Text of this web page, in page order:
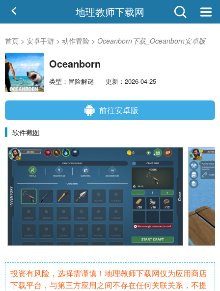
地理教师下载网
首页 > 安卓手游 > 动作冒险 > Oceanborn下载_Oceanborn安卓版
Oceanborn
类型：冒险解谜 更新：2026-04-25
前往安卓版
软件截图
投资有风险，选择需谨慎！地理教师下载网仅为应用商店
下载平台，与第三方应用之间不存在任何关联关系，不提